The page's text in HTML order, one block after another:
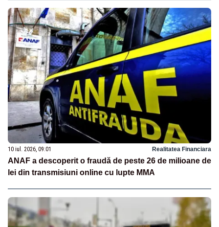
10 iul. 2026, 09:01 Realitatea Financiara
ANAF a descoperit o fraudă de peste 26 de milioane de
lei din transmisiuni online cu lupte MMA